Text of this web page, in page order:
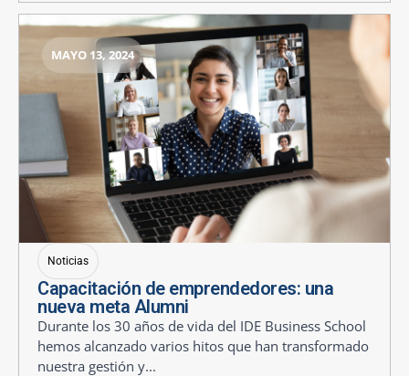
MAYO 13, 2024
Noticias
Capacitación de emprendedores: una
nueva meta Alumni
Durante los 30 años de vida del IDE Business School
hemos alcanzado varios hitos que han transformado
nuestra gestión y...